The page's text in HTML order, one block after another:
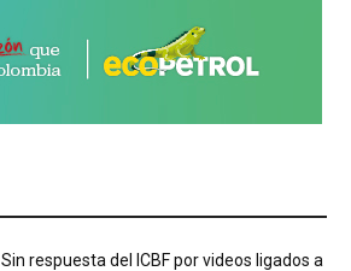
Sin respuesta del ICBF por videos ligados a